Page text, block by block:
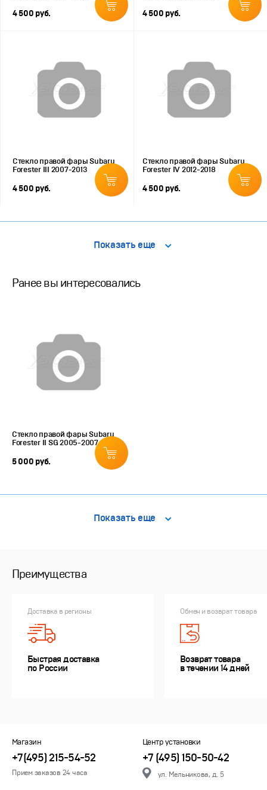
4 500 руб. 4 500 руб.
Стекло правой фары Subaru
Forester III 2007-2013
4 500 руб.
Стекло правой фары Subaru
Forester IV 2012-2018
4 500 руб.
Показать еще
Ранее вы интересовались
Стекло правой фары Subaru
Forester II SG 2005-2007
5 000 руб.
Показать еще
Преимущества
Доставка в регионы
Быстрая доставка
по России
Обмен и возврат товара
Возврат товара
в течении 14 дней
Магазин
+7(495) 215-54-52
Прием заказов 24 часа
Центр установки
+7 (495) 150-50-42
ул. Мельникова, д. 5